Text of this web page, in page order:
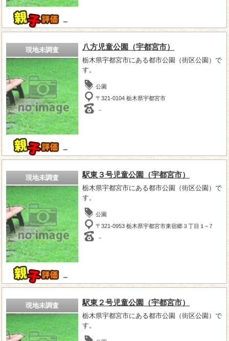
－
現地未調査
－
八方児童公園（宇都宮市）
栃木県宇都宮市にある都市公園（街区公園）で
す。
公園
〒321-0104 栃木県宇都宮市
－
現地未調査
－
駅東３号児童公園（宇都宮市）
栃木県宇都宮市にある都市公園（街区公園）で
す。
公園
〒321-0953 栃木県宇都宮市東宿郷３丁目１−７
－
現地未調査 駅東２号児童公園（宇都宮市）
栃木県宇都宮市にある都市公園（街区公園）で
す。